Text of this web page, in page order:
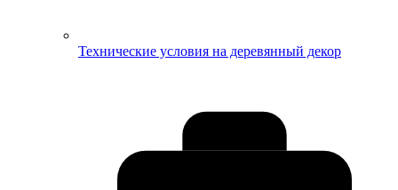
Технические условия на деревянный декор